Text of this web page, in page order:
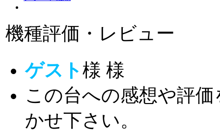
機種評価・レビュー
ゲスト様 様
この台への感想や評価
かせ下さい。